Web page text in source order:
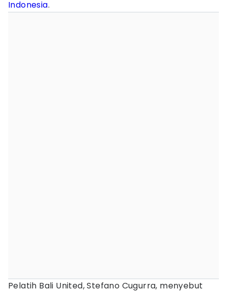
Indonesia.
Pelatih Bali United, Stefano Cugurra, menyebut